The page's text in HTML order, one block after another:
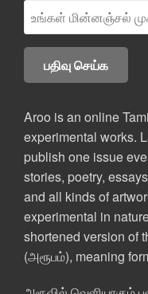
Aroo is an online
experimental works.
publish one issue
stories, poetry,
and all kinds of
experimental in
shortened version of
(அரூபம்), meaning